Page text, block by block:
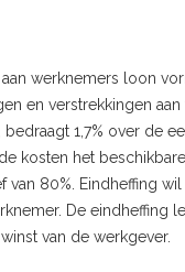
werknemers loon
en verstrekkingen
1,7% over de
kosten het
80%. Eindheffing
De eindheffing
van de werkgever.